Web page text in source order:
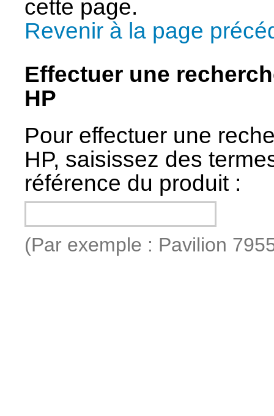
cette page.
Revenir à la page
Effectuer une
HP
Pour effectuer une
HP, saisissez des
référence du produit :
(Par exemple : Pavilion